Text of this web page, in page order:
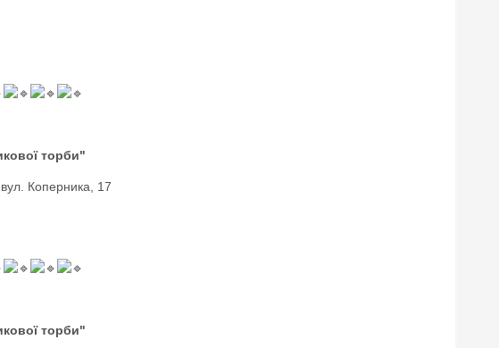
торби"
вул. Коперника, 17
торби"